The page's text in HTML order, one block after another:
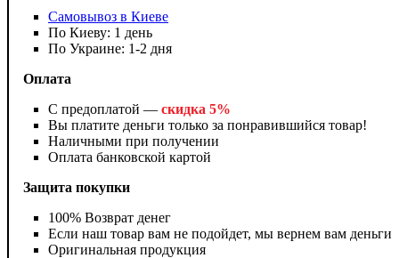
Самовывоз в Киеве
По Киеву: 1 день
По Украине: 1-2 дня
Оплата
С предоплатой — скидка 5%
Вы платите деньги только за понравившийся товар!
Наличными при получении
Оплата банковской картой
Защита покупки
100% Возврат денег
Если наш товар вам не подойдет, мы вернем вам деньги
Оригинальная продукция